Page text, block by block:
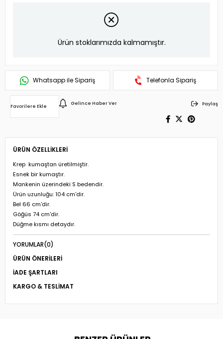
Ürün stoklarımızda kalmamıştır.
Whatsapp ile Sipariş Telefonla Sipariş
Favorilere Ekle
Gelince Haber Ver Paylaş
ÜRÜN ÖZELLIKLERI
Krep kumaştan üretilmiştir.
Esnek bir kumaştır.
Mankenin üzerindeki S bedendir.
Ürün uzunluğu: 104 cm'dir.
Bel 66 cm'dir.
Göğüs 74 cm'dir.
Düğme kısmı detaydır.
YORUMLAR(0)
ÜRÜN ÖNERILERI
İADE ŞARTLARI
KARGO & TESLIMAT